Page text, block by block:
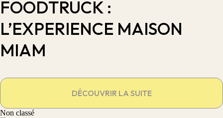
FOODTRUCK :
L’EXPERIENCE MAISON
MIAM
DÉCOUVRIR LA SUITE
Non classé